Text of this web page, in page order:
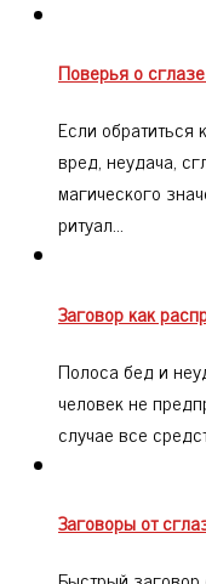
Поверья о
Если обратиться
вред, неудача,
магического
ритуал…
Заговор как
Полоса бед и
человек не
случае все
Заговоры от